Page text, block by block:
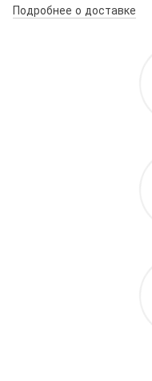
Подробнее о доставке